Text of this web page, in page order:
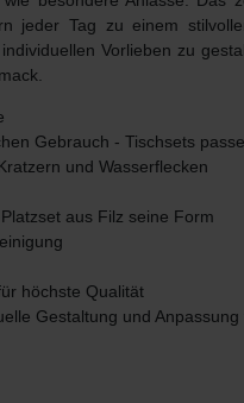
jeder Tag zu einem
Vorlieben zu
Gebrauch - Tischsets
und Wasserflecken
aus Filz seine Form
höchste Qualität
Gestaltung und